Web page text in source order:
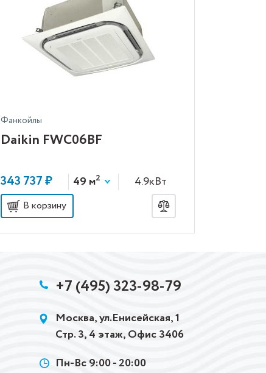
Фанкойлы
Daikin FWC06BF
343 737 ₽ 49 м2 4.9кВт
В корзину
+7 (495) 323-98-79
Москва, ул.Енисейская, 1
Стр. 3, 4 этаж, Офис 3406
Пн-Вс 9:00 - 20:00